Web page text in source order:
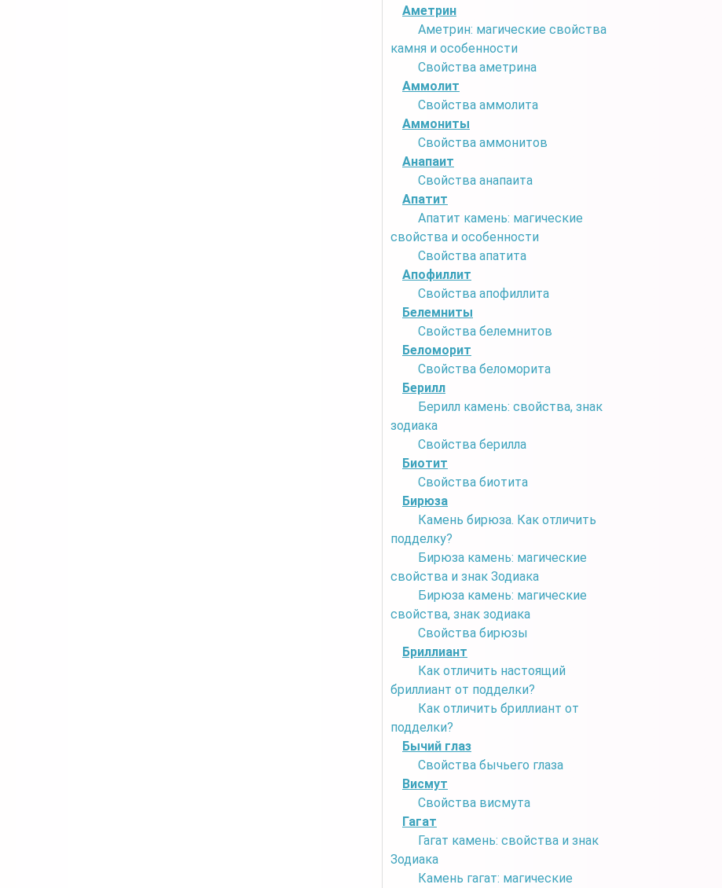
Аметрин
Аметрин: магические свойства
камня и особенности
Свойства аметрина
Аммолит
Свойства аммолита
Аммониты
Свойства аммонитов
Анапаит
Свойства анапаита
Апатит
Апатит камень: магические
свойства и особенности
Свойства апатита
Апофиллит
Свойства апофиллита
Белемниты
Свойства белемнитов
Беломорит
Свойства беломорита
Берилл
Берилл камень: свойства, знак
зодиака
Свойства берилла
Биотит
Свойства биотита
Бирюза
Камень бирюза. Как отличить
подделку?
Бирюза камень: магические
свойства и знак Зодиака
Бирюза камень: магические
свойства, знак зодиака
Свойства бирюзы
Бриллиант
Как отличить настоящий
бриллиант от подделки?
Как отличить бриллиант от
подделки?
Бычий глаз
Свойства бычьего глаза
Висмут
Свойства висмута
Гагат
Гагат камень: свойства и знак
Зодиака
Камень гагат: магические